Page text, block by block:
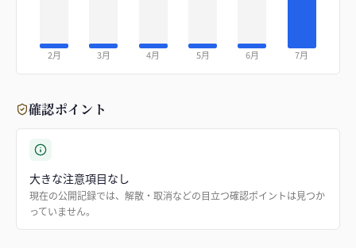
2月 3月 4月 5月 6月 7月
確認ポイント
大きな注意項目なし
現在の公開記録では、解散・取消などの目立つ確認ポイントは見つか
っていません。